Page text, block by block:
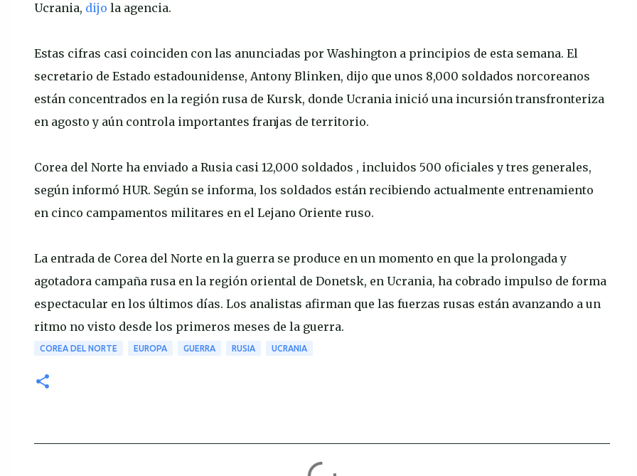
Ucrania, dijo la agencia.
Estas cifras casi coinciden con las anunciadas por Washington a principios de esta semana. El
secretario de Estado estadounidense, Antony Blinken, dijo que unos 8,000 soldados norcoreanos
están concentrados en la región rusa de Kursk, donde Ucrania inició una incursión transfronteriza
en agosto y aún controla importantes franjas de territorio.
Corea del Norte ha enviado a Rusia casi 12,000 soldados , incluidos 500 oficiales y tres generales,
según informó HUR. Según se informa, los soldados están recibiendo actualmente entrenamiento
en cinco campamentos militares en el Lejano Oriente ruso.
La entrada de Corea del Norte en la guerra se produce en un momento en que la prolongada y
agotadora campaña rusa en la región oriental de Donetsk, en Ucrania, ha cobrado impulso de forma
espectacular en los últimos días. Los analistas afirman que las fuerzas rusas están avanzando a un
ritmo no visto desde los primeros meses de la guerra.
COREA DEL NORTE EUROPA GUERRA RUSIA UCRANIA